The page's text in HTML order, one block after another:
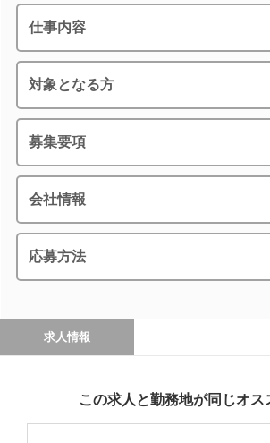
仕事内容
対象となる方
募集要項
会社情報
応募方法
求人情報
この求人と勤務地が同じオス